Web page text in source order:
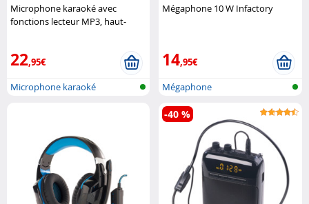
Microphone karaoké avec
fonctions lecteur MP3, haut-
22,95€
Microphone karaoké
Mégaphone 10 W Infactory
14,95€
Mégaphone
-40 %